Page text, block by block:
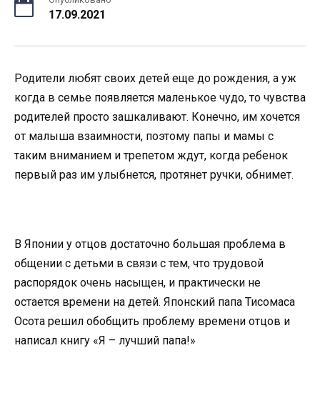
17.09.2021
Родители любят своих детей еще до рождения, а уж
когда в семье появляется маленькое чудо, то чувства
родителей просто зашкаливают. Конечно, им хочется
от малыша взаимности, поэтому папы и мамы с
таким вниманием и трепетом ждут, когда ребенок
первый раз им улыбнется, протянет ручки, обнимет.
В Японии у отцов достаточно большая проблема в
общении с детьми в связи с тем, что трудовой
распорядок очень насыщен, и практически не
остается времени на детей. Японский папа Тисомаса
Осота решил обобщить проблему времени отцов и
написал книгу «Я – лучший папа!»